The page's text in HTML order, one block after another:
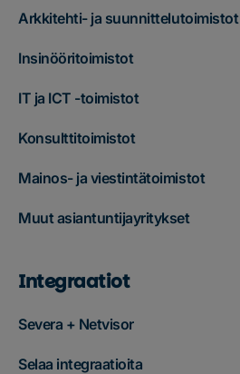
Arkkitehti- ja suunnittelutoimistot
Insinööritoimistot
IT ja ICT -toimistot
Konsulttitoimistot
Mainos- ja viestintätoimistot
Muut asiantuntijayritykset
Integraatiot
Severa + Netvisor
Selaa integraatioita